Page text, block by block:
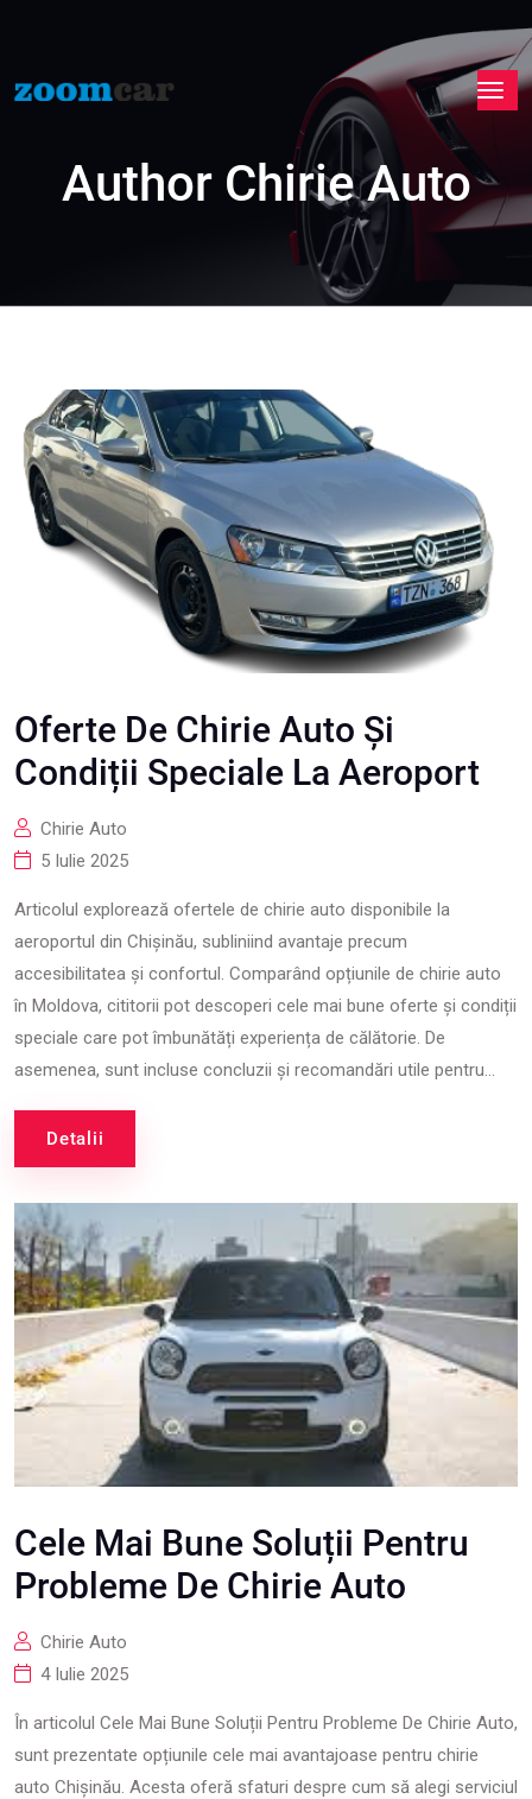
Author Chirie Auto
Oferte De Chirie Auto Și
Condiții Speciale La Aeroport
Chirie Auto
5 Iulie 2025
Articolul explorează ofertele de chirie auto disponibile la
aeroportul din Chișinău, subliniind avantaje precum
accesibilitatea și confortul. Comparând opțiunile de chirie auto
în Moldova, cititorii pot descoperi cele mai bune oferte și condiții
speciale care pot îmbunătăți experiența de călătorie. De
asemenea, sunt incluse concluzii și recomandări utile pentru...
Detalii
Cele Mai Bune Soluții Pentru
Probleme De Chirie Auto
Chirie Auto
4 Iulie 2025
În articolul Cele Mai Bune Soluții Pentru Probleme De Chirie Auto,
sunt prezentate opțiunile cele mai avantajoase pentru chirie
auto Chișinău. Acesta oferă sfaturi despre cum să alegi serviciul